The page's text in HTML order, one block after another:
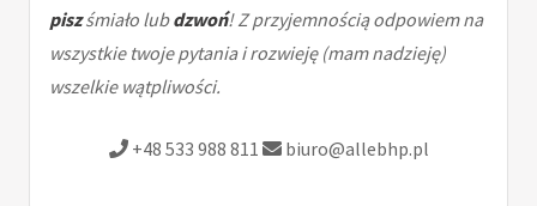
piszśmiało lubdzwoń! Z przyjemnością odpowiem na
wszystkie twoje pytania i rozwieję (mam nadzieję)
wszelkie wątpliwości.
+48 533 988 811 biuro@allebhp.pl